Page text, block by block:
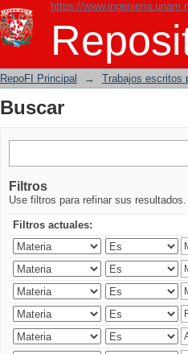
https://
Buscar
RepoFI Principal → Trabajos escritos
Buscar
Filtros
Use filtros para refinar sus resultados.
Filtros actuales: